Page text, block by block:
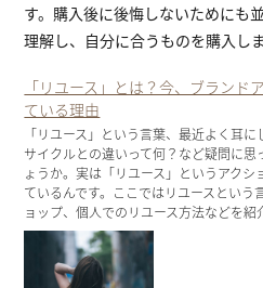
す。購入後に後悔しないためにも
理解し、自分に合うものを購入しま
「リユース」とは？今、ブランド
ている理由
「リユース」という言葉、最近よく耳
サイクルとの違いって何？など疑問に
ょうか。実は「リユース」というアク
ているんです。ここではリユースという
ョップ、個人でのリユース方法などを紹